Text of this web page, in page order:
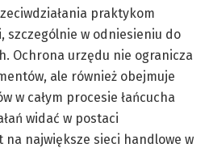
praktykom
szczególnie w odniesieniu do
Ochrona urzędu nie ogranicza
ale również obejmuje
w całym procesie łańcucha
widać w postaci
na największe sieci handlowe w